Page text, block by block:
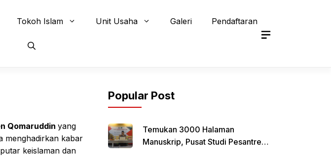
Tokoh Islam Unit Usaha Galeri Pendaftaran
Qomaruddin yang
menghadirkan kabar
keislaman dan
Popular Post
Temukan 3000 Halaman
Manuskrip, Pusat Studi Pesantren